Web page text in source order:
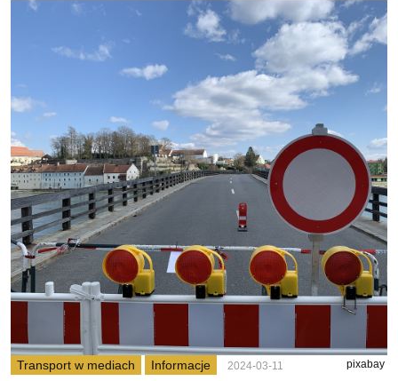
Transport w mediach Informacje 2024-03-11 pixabay